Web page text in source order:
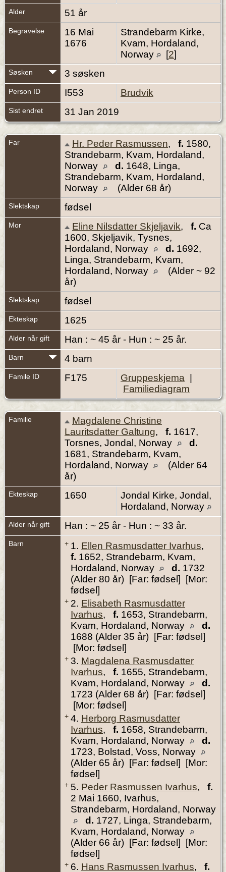
Alder 51 år
Begravelse
16 Mai
1676
Strandebarm Kirke,
Kvam, Hordaland,
Norway
[2]
Søsken 3 søsken
Person ID I553 Brudvik
Sist endret 31 Jan 2019
Far Hr. Peder Rasmussen, f. 1580,
Strandebarm, Kvam, Hordaland,
Norway
d. 1648, Linga,
Strandebarm, Kvam, Hordaland,
Norway
(Alder 68 år)
Slektskap fødsel
Mor Eline Nilsdatter Skjeljavik, f. Ca
1600, Skjeljavik, Tysnes,
Hordaland, Norway
d. 1692,
Linga, Strandebarm, Kvam,
Hordaland, Norway
(Alder ~ 92
år)
Slektskap fødsel
Ekteskap 1625
Alder når gift Han : ~ 45 år - Hun : ~ 25 år.
Barn 4 barn
Famile ID F175 Gruppeskjema
Familiediagram
Familie
Magdalene Christine
Lauritsdatter Galtung, f. 1617,
Torsnes, Jondal, Norway
d.
1681, Strandebarm, Kvam,
Hordaland, Norway
(Alder 64
år)
Ekteskap 1650
Jondal Kirke, Jondal,
Hordaland, Norway
Alder når gift Han : ~ 25 år - Hun : ~ 33 år.
Barn + 1. Ellen Rasmusdatter Ivarhus,
f. 1652, Strandebarm, Kvam,
Hordaland, Norway
d. 1732
(Alder 80 år) [Far: fødsel] [Mor:
fødsel]
+ 2. Elisabeth Rasmusdatter
Ivarhus, f. 1653, Strandebarm,
Kvam, Hordaland, Norway
d.
1688 (Alder 35 år) [Far: fødsel]
[Mor: fødsel]
+ 3. Magdalena Rasmusdatter
Ivarhus, f. 1655, Strandebarm,
Kvam, Hordaland, Norway
d.
1723 (Alder 68 år) [Far: fødsel]
[Mor: fødsel]
+ 4. Herborg Rasmusdatter
Ivarhus, f. 1658, Strandebarm,
Kvam, Hordaland, Norway
d.
1723, Bolstad, Voss, Norway
(Alder 65 år) [Far: fødsel] [Mor:
fødsel]
+ 5. Peder Rasmussen Ivarhus, f.
2 Mai 1660, Ivarhus,
Strandebarm, Hordaland, Norway
d. 1727, Linga, Strandebarm,
Kvam, Hordaland, Norway
(Alder 66 år) [Far: fødsel] [Mor:
fødsel]
+ 6. Hans Rasmussen Ivarhus, f.